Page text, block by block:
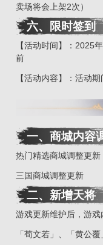
卖场将会上架2次）
六、限时签到
【活动时间】：
前
【活动内容】：活动
一、商城内容
热门精选商城调整更新
三国商城调整更新
二、 新增天将
游戏更新维护后，游戏
「荀文若」、「黄公覆